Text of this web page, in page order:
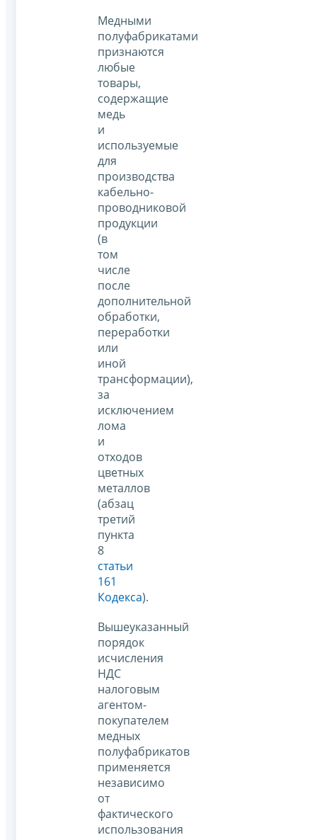
Медными
полуфабрикатами
признаются
любые
товары,
содержащие
медь
и
используемые
для
производства
кабельно-
проводниковой
продукции
(в
том
числе
после
дополнительной
обработки,
переработки
или
иной
трансформации),
за
исключением
лома
и
отходов
цветных
металлов
(абзац
третий
пункта
8
статьи
161
Кодекса).
Вышеуказанный
порядок
исчисления
НДС
налоговым
агентом-
покупателем
медных
полуфабрикатов
применяется
независимо
от
фактического
использования